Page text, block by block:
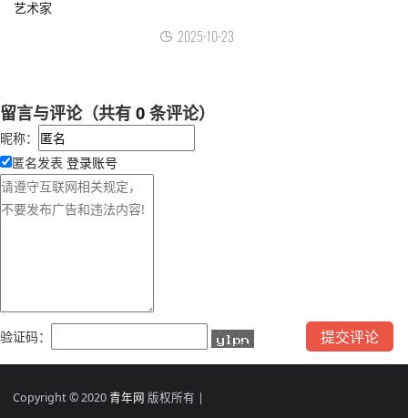
2025-10-23
留言与评论（共有 0 条评论）
昵称：
匿名发表 登录账号
验证码：
Copyright © 2020青年网 版权所有 |